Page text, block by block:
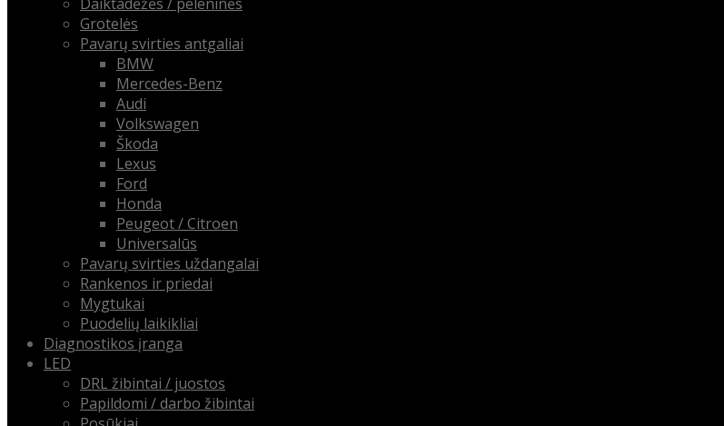
Daiktadėžės / peleninės
Grotelės
Pavarų svirties antgaliai
BMW
Mercedes-Benz
Audi
Volkswagen
Škoda
Lexus
Ford
Honda
Peugeot / Citroen
Universalūs
Pavarų svirties uždangalai
Rankenos ir priedai
Mygtukai
Puodelių laikikliai
Diagnostikos įranga
LED
DRL žibintai / juostos
Papildomi / darbo žibintai